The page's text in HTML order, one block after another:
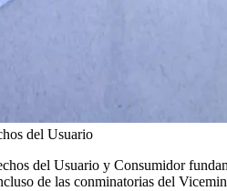
del Usuario
del Usuario y Consumidor
de las conminatorias del